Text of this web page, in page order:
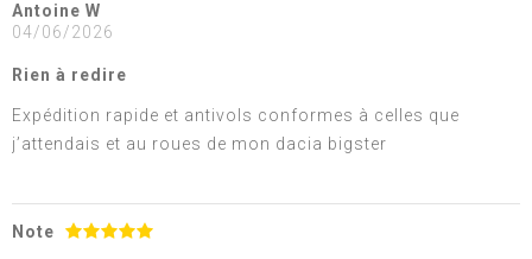
Antoine W
04/06/2026
Rien à redire
Expédition rapide et antivols conformes à celles que
j’attendais et au roues de mon dacia bigster
Note